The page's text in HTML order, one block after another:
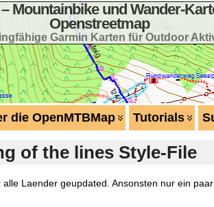
Mountainbike und Wander-
Openstreetmap
Garmin Karten für Outdoor
die OpenMTBMap Tutorials
of the lines Style-File
Laender geupdated. Ansonsten nur ein